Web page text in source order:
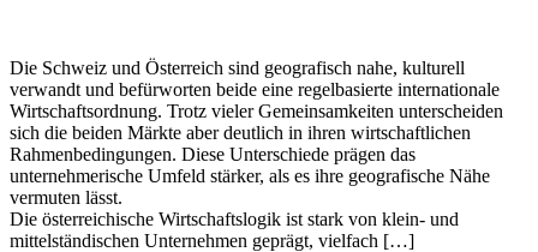
Die Schweiz und Österreich sind geografisch nahe, kulturell
verwandt und befürworten beide eine regelbasierte internationale
Wirtschaftsordnung. Trotz vieler Gemeinsamkeiten unterscheiden
sich die beiden Märkte aber deutlich in ihren wirtschaftlichen
Rahmenbedingungen. Diese Unterschiede prägen das
unternehmerische Umfeld stärker, als es ihre geografische Nähe
vermuten lässt.
Die österreichische Wirtschaftslogik ist stark von klein- und
mittelständischen Unternehmen geprägt, vielfach […]